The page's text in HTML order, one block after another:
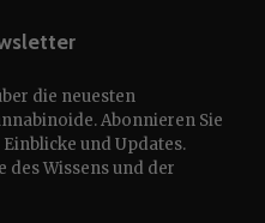
die neuesten
Abonnieren Sie
und Updates.
des Wissens und der